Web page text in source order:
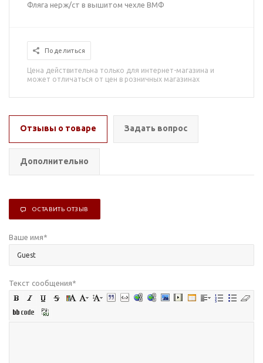
Фляга нерж/ст в вышитом чехле ВМФ
Поделиться
Цена действительна только для интернет-магазина и
может отличаться от цен в розничных магазинах
Отзывы о товаре Задать вопрос
Дополнительно
ОСТАВИТЬ ОТЗЫВ
Ваше имя*
Текст сообщения*